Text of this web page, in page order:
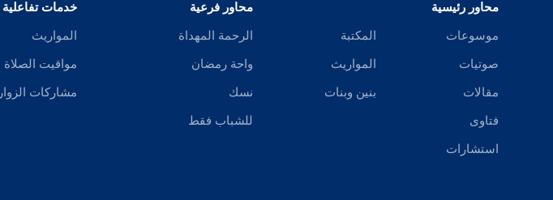
محاور رئيسية
موسوعات
صوتيات
مقالات
فتاوى
استشارات
المكتبة
المواريث
بنين وبنات
محاور فرعية
الرحمة المهداة
واحة رمضان
نسك
للشباب فقط
خدمات تفاعلية
المواريث
مواقيت الصلاة
مشاركات الزوار